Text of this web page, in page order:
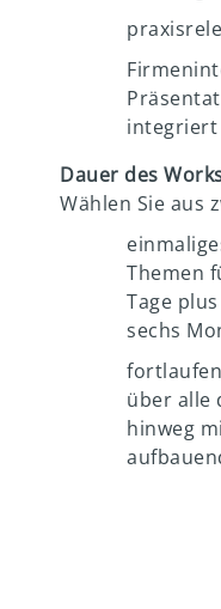
integriert
Dauer des
Wählen Sie aus
Themen
Tage
sechs
über alle
hinweg